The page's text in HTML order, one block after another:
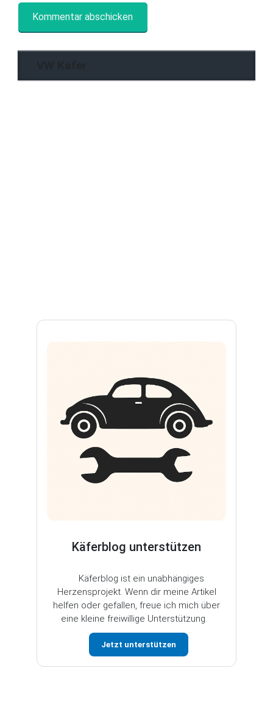
Käferblog unterstützen
Käferblog ist ein unabhängiges
Herzensprojekt. Wenn dir meine Artikel
helfen oder gefallen, freue ich mich über
eine kleine freiwillige Unterstützung.
Jetzt unterstützen